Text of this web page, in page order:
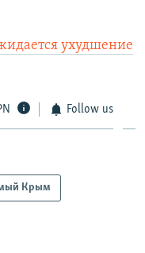
ухудшение
Follow us
Крым